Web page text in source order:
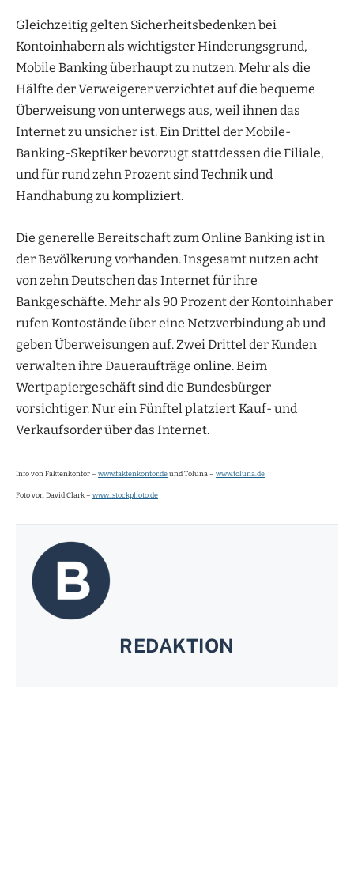
Gleichzeitig gelten Sicherheitsbedenken bei
Kontoinhabern als wichtigster Hinderungsgrund,
Mobile Banking überhaupt zu nutzen. Mehr als die
Hälfte der Verweigerer verzichtet auf die bequeme
Überweisung von unterwegs aus, weil ihnen das
Internet zu unsicher ist. Ein Drittel der Mobile-
Banking-Skeptiker bevorzugt stattdessen die Filiale,
und für rund zehn Prozent sind Technik und
Handhabung zu kompliziert.
Die generelle Bereitschaft zum Online Banking ist in
der Bevölkerung vorhanden. Insgesamt nutzen acht
von zehn Deutschen das Internet für ihre
Bankgeschäfte. Mehr als 90 Prozent der Kontoinhaber
rufen Kontostände über eine Netzverbindung ab und
geben Überweisungen auf. Zwei Drittel der Kunden
verwalten ihre Daueraufträge online. Beim
Wertpapiergeschäft sind die Bundesbürger
vorsichtiger. Nur ein Fünftel platziert Kauf- und
Verkaufsorder über das Internet.
Info von Faktenkontor – www.faktenkontor.de und Toluna – www.toluna.de
Foto von David Clark – www.istockphoto.de
REDAKTION